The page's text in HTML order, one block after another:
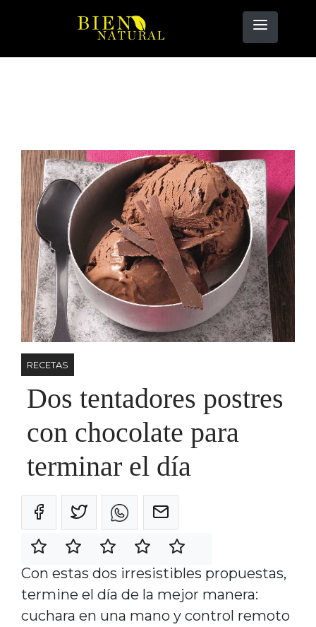
RECETAS
Dos tentadores postres
con chocolate para
terminar el día
Con estas dos irresistibles propuestas,
termine el día de la mejor manera:
cuchara en una mano y control remoto